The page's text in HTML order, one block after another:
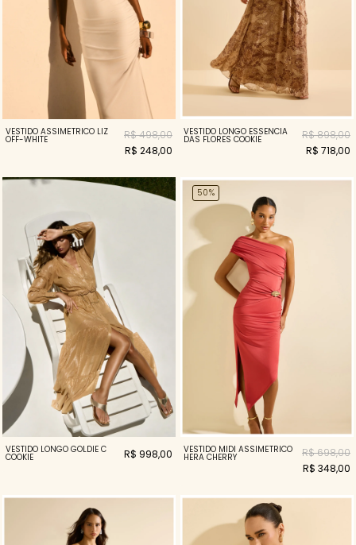
VESTIDO ASSIMÉTRICO LIZ
OFF-WHITE
R$ 498,00
R$ 248,00
VESTIDO LONGO ESSENCIA
DAS FLORES COOKIE
R$ 898,00
R$ 718,00
VESTIDO LONGO GOLDIE C
COOKIE R$ 998,00
50%
VESTIDO MIDI ASSIMÉTRICO
HERA CHERRY
R$ 698,00
R$ 348,00